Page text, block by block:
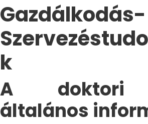
k
A doktori
általános